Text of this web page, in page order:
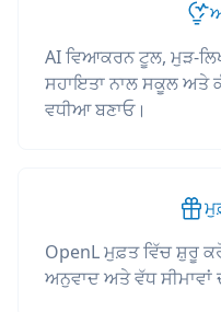
AI ਵਿਆਕਰਨ ਟੂਲ, ਮੁੜ-
ਸਹਾਇਤਾ ਨਾਲ ਸਕੂਲ ਅਤੇ
ਵਧੀਆ ਬਣਾਓ।
OpenL ਮੁਫ਼ਤ ਵਿੱਚ ਸ਼ੁਰੂ
ਅਨੁਵਾਦ ਅਤੇ ਵੱਧ